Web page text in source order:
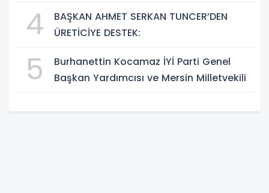
4
BAŞKAN AHMET SERKAN TUNCER’DEN
ÜRETİCİYE DESTEK:
5
Burhanettin Kocamaz İYİ Parti Genel
Başkan Yardımcısı ve Mersin Milletvekili